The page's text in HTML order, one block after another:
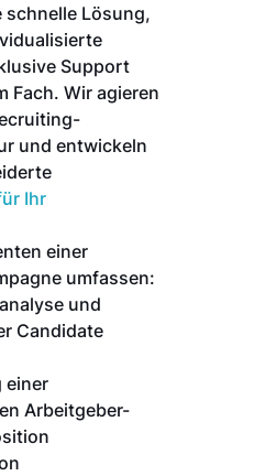
schnelle Lösung,
Support
Fach. Wir agieren
und entwickeln
Ihr
einer
umfassen:
und
Candidate
einer
Arbeitgeber-